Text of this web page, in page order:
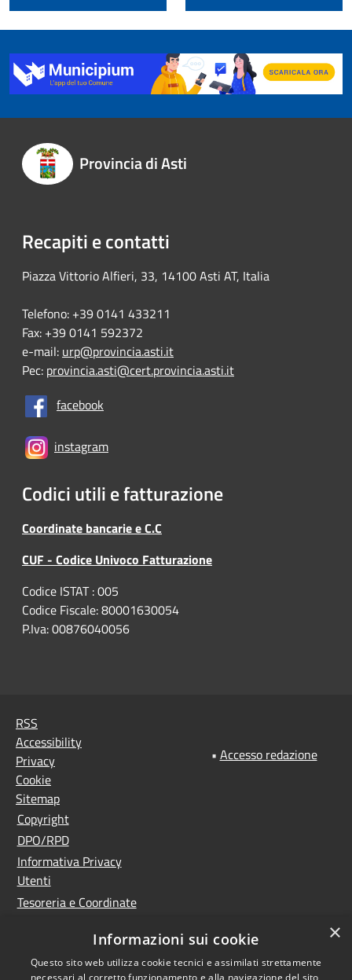
Provincia di Asti
Recapiti e contatti
Piazza Vittorio Alfieri, 33, 14100 Asti AT, Italia
Telefono: +39 0141 433211
Fax: +39 0141 592372
e-mail: urp@provincia.asti.it
Pec: provincia.asti@cert.provincia.asti.it
facebook
instagram
Codici utili e fatturazione
Coordinate bancarie e C.C
CUF - Codice Univoco Fatturazione
Codice ISTAT : 005
Codice Fiscale: 80001630054
P.Iva: 00876040056
RSS
Accessibility
Privacy
Cookie
Sitemap
Copyright
DPO/RPD
Informativa Privacy
Utenti
Tesoreria e Coordinate
Controlla la tua posta
PNRR (Piano Nazionale
• Accesso redazione
×
Informazioni sui cookie
Questo sito web utilizza cookie tecnici e assimilati strettamente
necessari al corretto funzionamento e alla navigazione del sito,